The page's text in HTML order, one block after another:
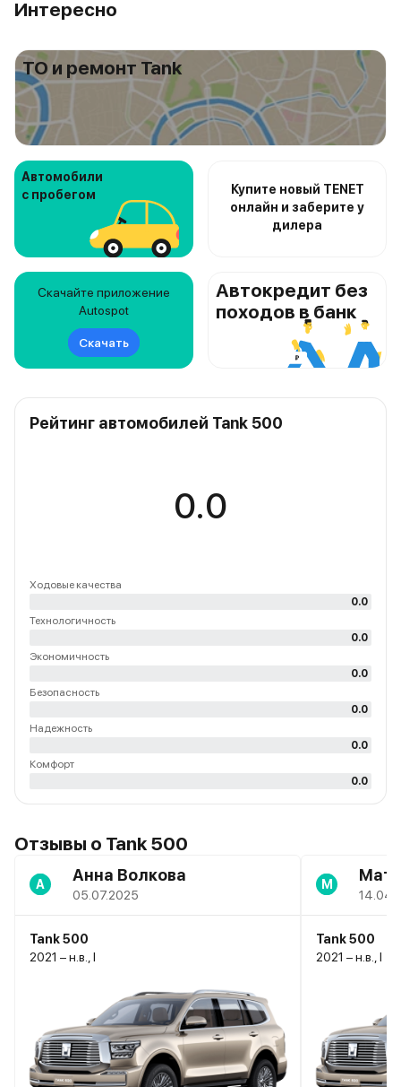
Интересно
ТО и ремонт Tank
Автомобили
с пробегом
Купите новый TENET
онлайн и заберите у
дилера
Скачайте приложение
Autospot
Скачать
Автокредит без
походов в банк
Рейтинг автомобилей Tank 500
0.0
Ходовые качества
0.0
Технологичность
0.0
Экономичность
0.0
Безопасность
0.0
Надежность
0.0
Комфорт
0.0
Отзывы о Tank 500
А Анна Волкова
05.07.2025
Tank 500
2021 – н.в., I
М
Tank 500
2021 – н.в., I